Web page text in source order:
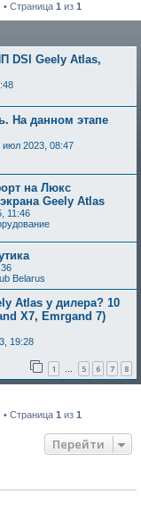
Страница 1 из 1
DSI Geely Atlas,
На данном этапе
июл 2023, 08:47
на Люкс
Geely Atlas
11:46
Belarus
Atlas у дилера? 10
X7, Emrgand 7)
19:28
1 … 5 6 7 8
Страница 1 из 1
Перейти